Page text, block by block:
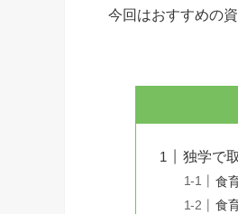
今回はおすすめの
独学で
食
食